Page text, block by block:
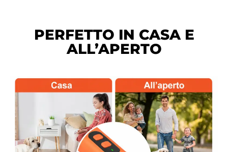
PERFETTO IN CASA E
ALL’APERTO